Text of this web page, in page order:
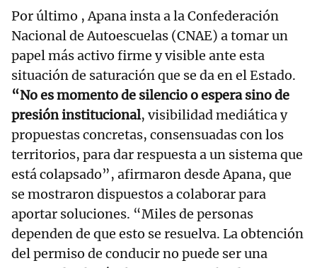
Por último , Apana insta a la Confederación
Nacional de Autoescuelas (CNAE) a tomar un
papel más activo firme y visible ante esta
situación de saturación que se da en el Estado.
“No es momento de silencio o espera sino de
presión institucional, visibilidad mediática y
propuestas concretas, consensuadas con los
territorios, para dar respuesta a un sistema que
está colapsado”, afirmaron desde Apana, que
se mostraron dispuestos a colaborar para
aportar soluciones. “Miles de personas
dependen de que esto se resuelva. La obtención
del permiso de conducir no puede ser una